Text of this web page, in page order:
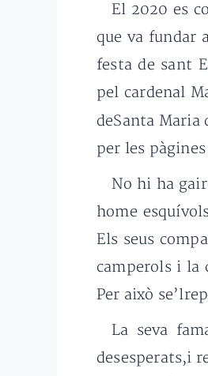
El 2020 es
que va fundar
festa de sant
pel cardenal
deSanta Maria
per les
No hi ha
home
Els seus
camperols i la
Per això
La seva
desesperats,i